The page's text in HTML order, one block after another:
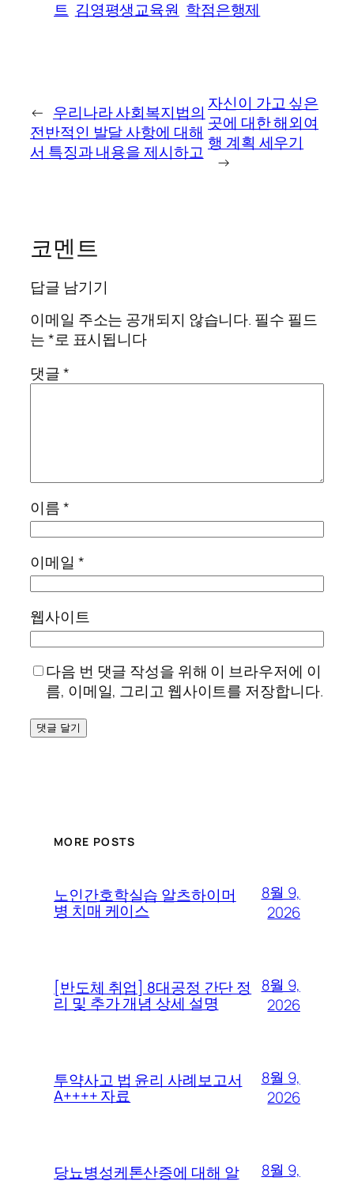
트 김영평생교육원 학점은행제
← 우리나라 사회복지법의
전반적인 발달 사항에 대해
서 특징과 내용을 제시하고
자신이 가고 싶은
곳에 대한 해외여
행 계획 세우기
→
코멘트
답글 남기기
이메일 주소는 공개되지 않습니다. 필수 필드
는*로 표시됩니다
댓글*
이름*
이메일 *
웹사이트
다음 번 댓글 작성을 위해 이 브라우저에 이
름, 이메일, 그리고 웹사이트를 저장합니다.
MORE POSTS
노인간호학실습 알츠하이머
병 치매 케이스
8월 9,
2026
[반도체 취업] 8대공정 간단 정
리 및 추가 개념 상세 설명
8월 9,
2026
투약사고 법 윤리 사례보고서
A++++ 자료
8월 9,
2026
당뇨병성케톤산증에 대해 알
8월 9,